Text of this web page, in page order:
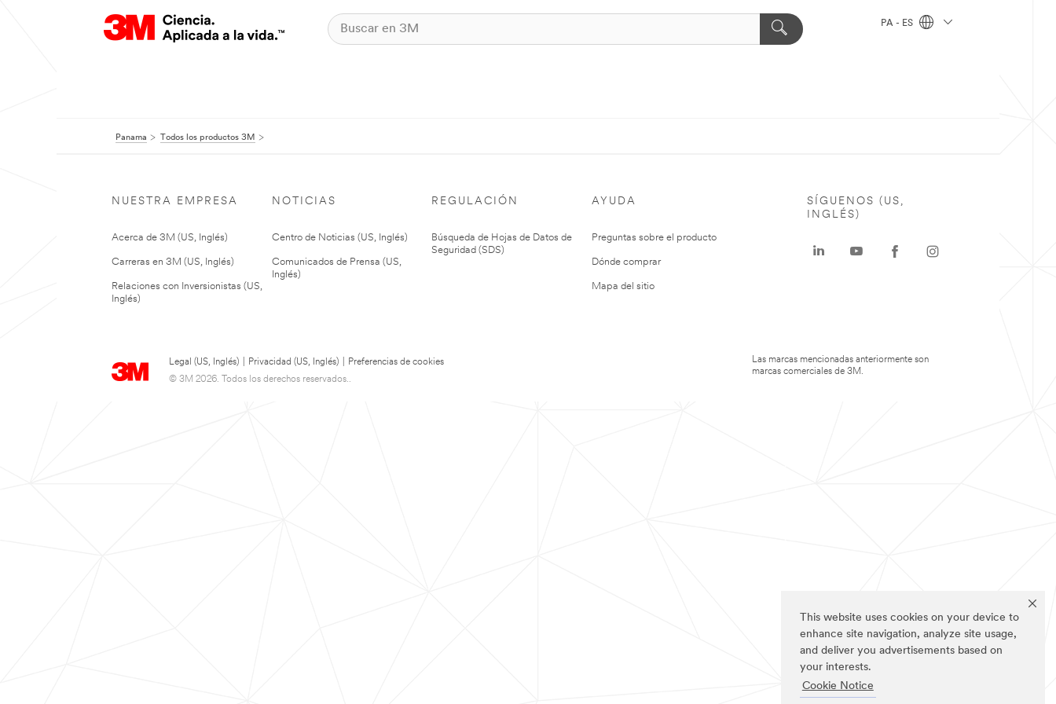
This website uses cookies on your device to
enhance site navigation, analyze site usage,
and deliver you advertisements based on
your interests.
Cookie Notice
PA - ES
Panama Todos los productos 3M
NUESTRA EMPRESA
Acerca de 3M (US, Inglés)
Carreras en 3M (US, Inglés)
Relaciones con Inversionistas (US,
Inglés)
NOTICIAS
Centro de Noticias (US, Inglés)
Comunicados de Prensa (US,
Inglés)
REGULACIÓN
Búsqueda de Hojas de Datos de
Seguridad (SDS)
AYUDA
Preguntas sobre el producto
Dónde comprar
Mapa del sitio
Legal (US, Inglés) Privacidad (US, Inglés)
Preferencias de cookies
© 3M 2026. Todos los derechos reservados..
SÍGUENOS (US,
INGLÉS)
Las marcas mencionadas anteriormente son
marcas comerciales de 3M.